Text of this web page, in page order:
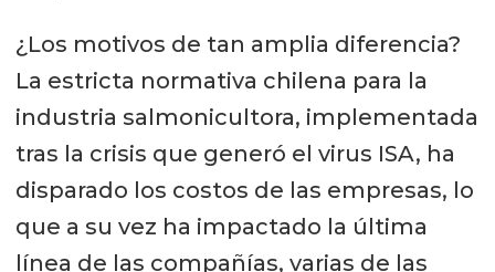
¿Los motivos de tan amplia diferencia?
La estricta normativa chilena para la
industria salmonicultora, implementada
tras la crisis que generó el virus ISA, ha
disparado los costos de las empresas, lo
que a su vez ha impactado la última
línea de las compañías, varias de las